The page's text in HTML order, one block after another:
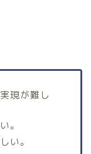
現が難し
。
い。